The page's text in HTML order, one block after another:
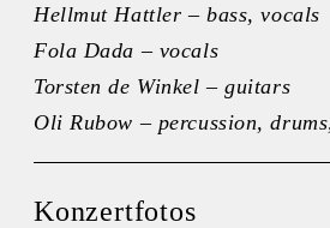
Hellmut Hattler – bass, vocals
Fola Dada – vocals
Torsten de Winkel – guitars
Oli Rubow – percussion,
Konzertfotos